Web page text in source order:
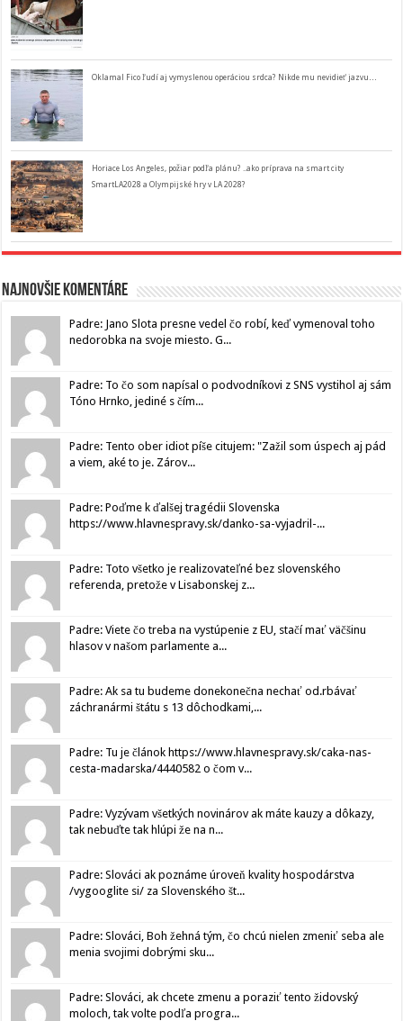
Oklamal Fico ľudí aj vymyslenou operáciou srdca? Nikde mu nevidieť jazvu…
Horiace Los Angeles, požiar podľa plánu? ..ako príprava na smart city
SmartLA2028 a Olympijské hry v LA 2028?
Najnovšie komentáre
Padre: Jano Slota presne vedel čo robí, keď vymenoval toho
nedorobka na svoje miesto. G...
Padre: To čo som napísal o podvodníkovi z SNS vystihol aj sám
Tóno Hrnko, jediné s čím...
Padre: Tento ober idiot píše citujem: "Zažil som úspech aj pád
a viem, aké to je. Zárov...
Padre: Poďme k ďalšej tragédii Slovenska
https://www.hlavnespravy.sk/danko-sa-vyjadril-...
Padre: Toto všetko je realizovateľné bez slovenského
referenda, pretože v Lisabonskej z...
Padre: Viete čo treba na vystúpenie z EU, stačí mať väčšinu
hlasov v našom parlamente a...
Padre: Ak sa tu budeme donekonečna nechať od.rbávať
záchranármi štátu s 13 dôchodkami,...
Padre: Tu je článok https://www.hlavnespravy.sk/caka-nas-
cesta-madarska/4440582 o čom v...
Padre: Vyzývam všetkých novinárov ak máte kauzy a dôkazy,
tak nebuďte tak hlúpi že na n...
Padre: Slováci ak poznáme úroveň kvality hospodárstva
/vygooglite si/ za Slovenského št...
Padre: Slováci, Boh žehná tým, čo chcú nielen zmeniť seba ale
menia svojimi dobrými sku...
Padre: Slováci, ak chcete zmenu a poraziť tento židovský
moloch, tak volte podľa progra...